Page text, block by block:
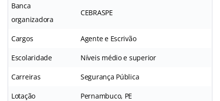
Banca
organizadora
CEBRASPE
Cargos Agente e Escrivão
Escolaridade Níveis médio e superior
Carreiras Segurança Pública
Lotação Pernambuco, PE